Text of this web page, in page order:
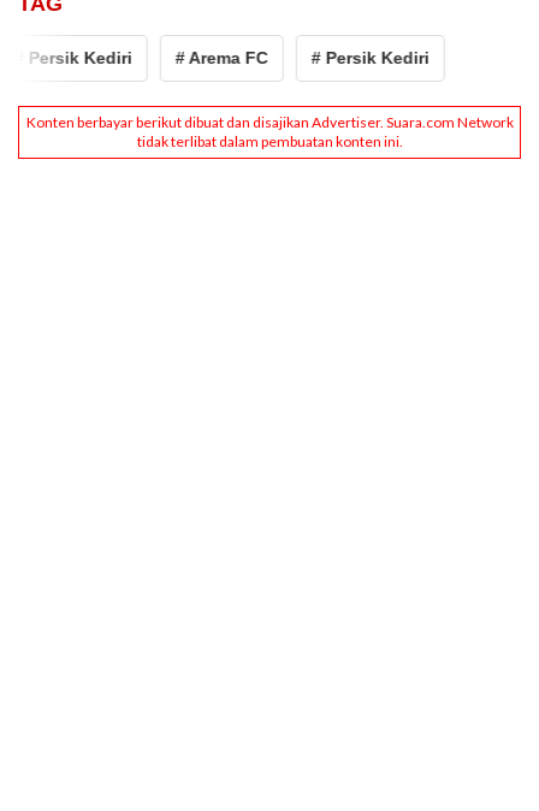
# Persik Kediri # Arema FC # Persik Kediri